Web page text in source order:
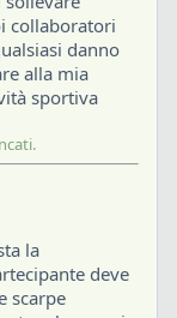
collaboratori
danno
alla mia
sportiva
la
deve
scarpe